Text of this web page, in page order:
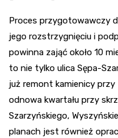
Proces przygotowawczy
jego rozstrzygnięciu i
powinna zająć około 10
to nie tylko ulica Sępa-
już remont kamienicy
odnowa kwartału przy
Szarzyńskiego,
planach jest również